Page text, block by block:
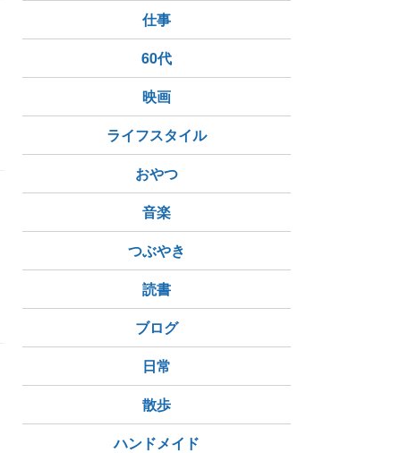
仕事
60代
映画
ライフスタイル
おやつ
音楽
つぶやき
読書
ブログ
日常
散歩
ハンドメイド